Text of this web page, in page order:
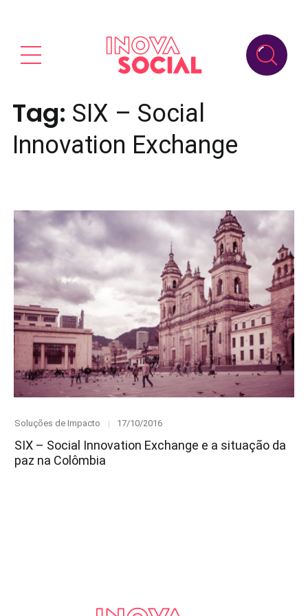
Tag: SIX – Social
Innovation Exchange
Category
Soluções de Impacto
Posted
17/10/2016
SIX – Social Innovation Exchange e a situação da
paz na Colômbia